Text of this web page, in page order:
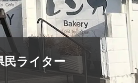
民ライター